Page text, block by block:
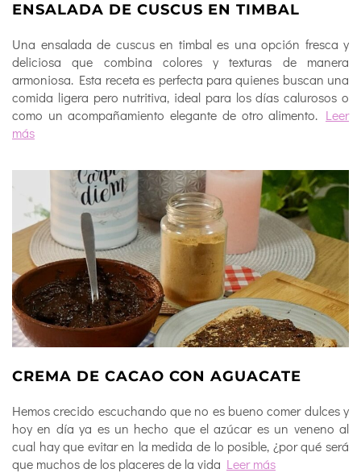
ENSALADA DE CUSCUS EN TIMBAL
Una ensalada de cuscus en timbal es una opción fresca y
deliciosa que combina colores y texturas de manera
armoniosa. Esta receta es perfecta para quienes buscan una
comida ligera pero nutritiva, ideal para los días calurosos o
como un acompañamiento elegante de otro alimento. Leer
más
CREMA DE CACAO CON AGUACATE
Hemos crecido escuchando que no es bueno comer dulces y
hoy en día ya es un hecho que el azúcar es un veneno al
cual hay que evitar en la medida de lo posible, ¿por qué será
que muchos de los placeres de la vida Leer más